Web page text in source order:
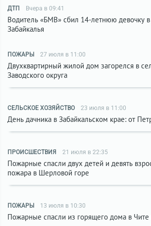
ДТП Вчера в 09:41
Водитель «БМВ» сбил 14-летнюю девочку в
Забайкалья
ПОЖАРЫ 27 июля в 11:00
Двухквартирный жилой дом загорелся в
Заводского округа
СЕЛЬСКОЕ ХОЗЯЙСТВО 23 июля в 11:00
День дачника в Забайкальском крае: от
ПРОИСШЕСТВИЯ 21 июля в 22:35
Пожарные спасли двух детей и девять
пожара в Шерловой горе
ПОЖАРЫ 13 июля в 10:30
Пожарные спасли из горящего дома в Чите